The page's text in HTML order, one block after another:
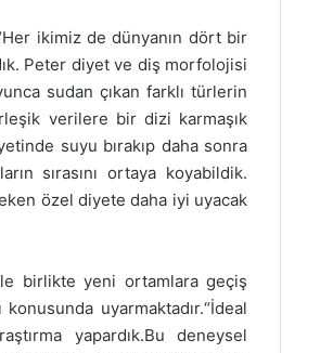
ikimiz de dünyanın dört bir
Peter diyet ve diş morfolojisi
sudan çıkan farklı türlerin
verilere bir dizi karmaşık
suyu bırakıp daha sonra
sırasını ortaya koyabildik.
özel diyete daha iyi uyacak
birlikte yeni ortamlara geçiş
uyarmaktadır.“İdeal
yapardık.Bu deneysel